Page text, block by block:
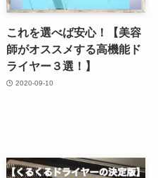
これを選べば安心！【美容
師がオススメする高機能ド
ライヤー３選！】
2020-09-10